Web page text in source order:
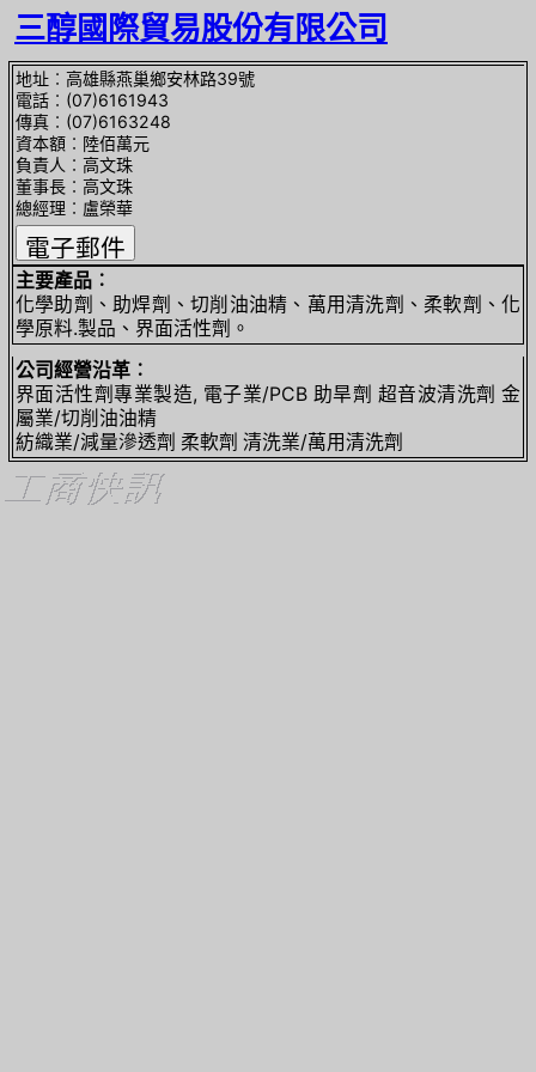
三醇國際貿易股份有限公司
地址︰高雄縣燕巢鄉安林路39號
電話︰(07)6161943
傳真︰(07)6163248
資本額︰陸佰萬元
負責人︰高文珠
董事長︰高文珠
總經理︰盧榮華
主要產品︰
化學助劑、助焊劑、切削油油精、萬用清洗劑、柔軟劑、化
學原料.製品、界面活性劑。
公司經營沿革︰
界面活性劑專業製造, 電子業/PCB 助旱劑 超音波清洗劑 金
屬業/切削油油精
紡織業/減量滲透劑 柔軟劑 清洗業/萬用清洗劑